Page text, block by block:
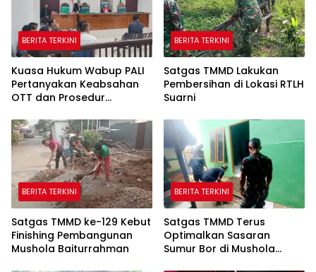
BERITA TERKINI
Kuasa Hukum Wabup PALI
Pertanyakan Keabsahan
OTT dan Prosedur
Undang-Undang
BERITA TERKINI
Satgas TMMD Lakukan
Pembersihan di Lokasi RTLH
Suarni
BERITA TERKINI
Satgas TMMD ke-129 Kebut
Finishing Pembangunan
Mushola Baiturrahman
BERITA TERKINI
Satgas TMMD Terus
Optimalkan Sasaran
Sumur Bor di Mushola